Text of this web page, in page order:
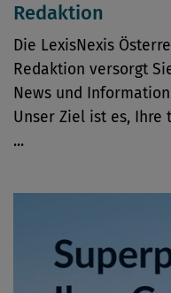
Redaktion
Die LexisNexis
Redaktion versorgt
News und
Unser Ziel ist es, Ihre
...